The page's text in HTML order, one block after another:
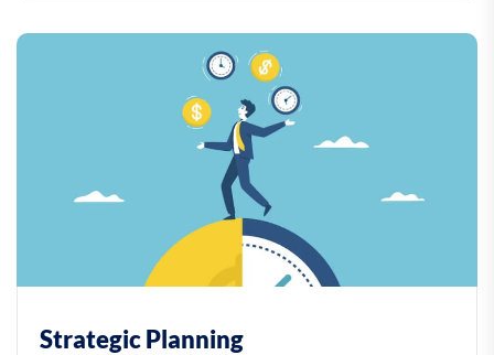
Strategic Planning